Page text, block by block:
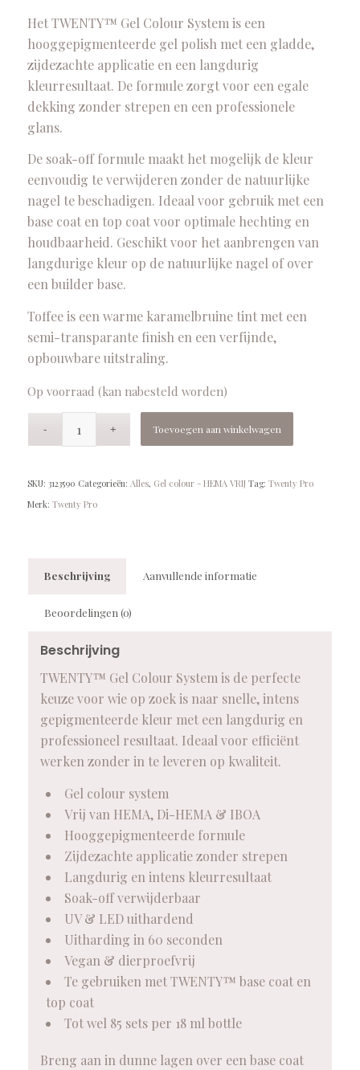
Het TWENTY™ Gel Colour System is een
hooggepigmenteerde gel polish met een gladde,
zijdezachte applicatie en een langdurig
kleurresultaat. De formule zorgt voor een egale
dekking zonder strepen en een professionele
glans.
De soak-off formule maakt het mogelijk de kleur
eenvoudig te verwijderen zonder de natuurlijke
nagel te beschadigen. Ideaal voor gebruik met een
base coat en top coat voor optimale hechting en
houdbaarheid. Geschikt voor het aanbrengen van
langdurige kleur op de natuurlijke nagel of over
een builder base.
Toffee is een warme karamelbruine tint met een
semi-transparante finish en een verfijnde,
opbouwbare uitstraling.
Op voorraad (kan nabesteld worden)
Toevoegen aan winkelwagen
SKU: 3123590 Categorieën: Alles, Gel colour - HEMA VRIJ Tag: Twenty Pro
Merk: Twenty Pro
Beschrijving Aanvullende informatie
Beoordelingen (0)
Beschrijving
TWENTY™ Gel Colour System is de perfecte
keuze voor wie op zoek is naar snelle, intens
gepigmenteerde kleur met een langdurig en
professioneel resultaat. Ideaal voor efficiënt
werken zonder in te leveren op kwaliteit.
Gel colour system
Vrij van HEMA, Di-HEMA & IBOA
Hooggepigmenteerde formule
Zijdezachte applicatie zonder strepen
Langdurig en intens kleurresultaat
Soak-off verwijderbaar
UV & LED uithardend
Uitharding in 60 seconden
Vegan & dierproefvrij
Te gebruiken met TWENTY™ base coat en
top coat
Tot wel 85 sets per 18 ml bottle
Breng aan in dunne lagen over een base coat